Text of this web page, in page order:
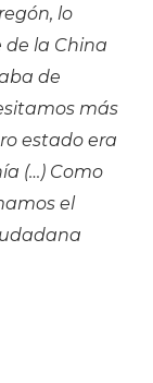
lo
de la China
de
más
estado era
(…) Como
el